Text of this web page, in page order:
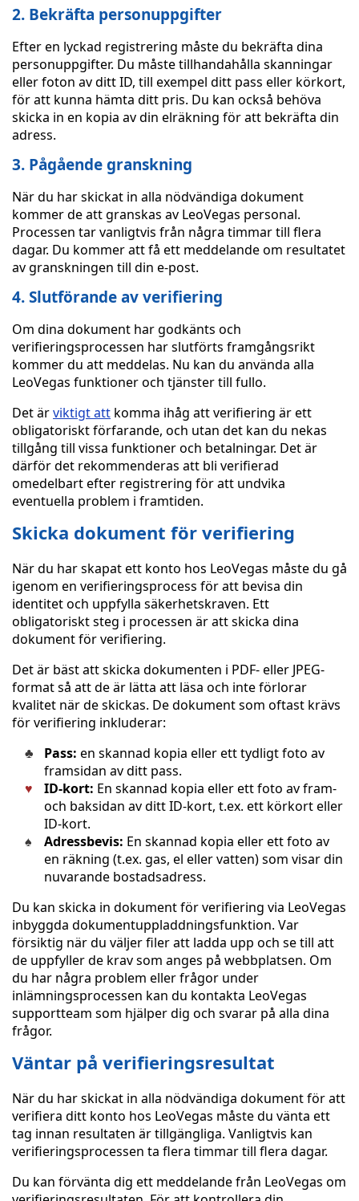
2. Bekräfta personuppgifter
Efter en lyckad registrering måste du bekräfta dina
personuppgifter. Du måste tillhandahålla skanningar
eller foton av ditt ID, till exempel ditt pass eller körkort,
för att kunna hämta ditt pris. Du kan också behöva
skicka in en kopia av din elräkning för att bekräfta din
adress.
3. Pågående granskning
När du har skickat in alla nödvändiga dokument
kommer de att granskas av LeoVegas personal.
Processen tar vanligtvis från några timmar till flera
dagar. Du kommer att få ett meddelande om resultatet
av granskningen till din e-post.
4. Slutförande av verifiering
Om dina dokument har godkänts och
verifieringsprocessen har slutförts framgångsrikt
kommer du att meddelas. Nu kan du använda alla
LeoVegas funktioner och tjänster till fullo.
Det ärviktigt att komma ihåg att verifiering är ett
obligatoriskt förfarande, och utan det kan du nekas
tillgång till vissa funktioner och betalningar. Det är
därför det rekommenderas att bli verifierad
omedelbart efter registrering för att undvika
eventuella problem i framtiden.
Skicka dokument för verifiering
När du har skapat ett konto hos LeoVegas måste du gå
igenom en verifieringsprocess för att bevisa din
identitet och uppfylla säkerhetskraven. Ett
obligatoriskt steg i processen är att skicka dina
dokument för verifiering.
Det är bäst att skicka dokumenten i PDF- eller JPEG-
format så att de är lätta att läsa och inte förlorar
kvalitet när de skickas. De dokument som oftast krävs
för verifiering inkluderar:
Pass: en skannad kopia eller ett tydligt foto av
framsidan av ditt pass.
ID-kort: En skannad kopia eller ett foto av fram-
och baksidan av ditt ID-kort, t.ex. ett körkort eller
ID-kort.
Adressbevis: En skannad kopia eller ett foto av
en räkning (t.ex. gas, el eller vatten) som visar din
nuvarande bostadsadress.
Du kan skicka in dokument för verifiering via LeoVegas
inbyggda dokumentuppladdningsfunktion. Var
försiktig när du väljer filer att ladda upp och se till att
de uppfyller de krav som anges på webbplatsen. Om
du har några problem eller frågor under
inlämningsprocessen kan du kontakta LeoVegas
supportteam som hjälper dig och svarar på alla dina
frågor.
Väntar på verifieringsresultat
När du har skickat in alla nödvändiga dokument för att
verifiera ditt konto hos LeoVegas måste du vänta ett
tag innan resultaten är tillgängliga. Vanligtvis kan
verifieringsprocessen ta flera timmar till flera dagar.
Du kan förvänta dig ett meddelande från LeoVegas om